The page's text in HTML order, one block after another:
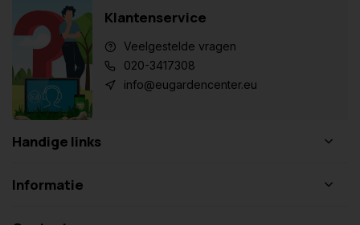
Klantenservice
Veelgestelde vragen
020-3417308
info@eugardencenter.eu
Handige links
Informatie